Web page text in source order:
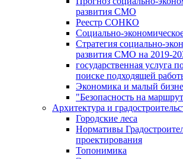
развития СМО
Реестр СОНКО
Социально-
Стратегия социально-
развития СМО на 2019-
государственная услуга
поиске подходящей
Экономика и малый
"Безопасность на
Архитектура и
Городские леса
Нормативы
проектирования
Топонимика